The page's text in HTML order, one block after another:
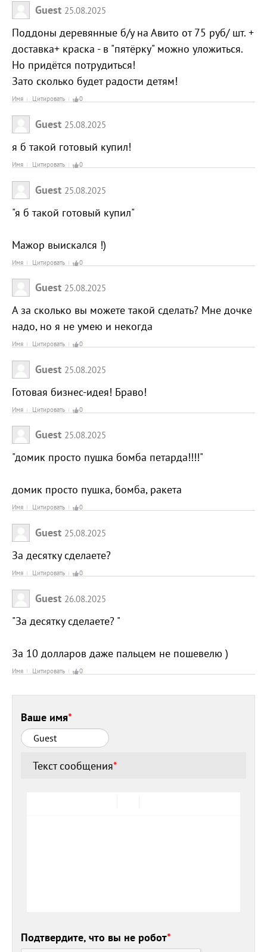
Guest 25.08.2025
Поддоны деревянные б/у на Авито от 75 руб/ шт. +
доставка+ краска - в "пятёрку" можно уложиться.
Но придётся потрудиться!
Зато сколько будет радости детям!
Имя Цитировать 0
Guest 25.08.2025
я б такой готовый купил!
Имя Цитировать 0
Guest 25.08.2025
"я б такой готовый купил"
Мажор выискался !)
Имя Цитировать 0
Guest 25.08.2025
А за сколько вы можете такой сделать? Мне дочке
надо, но я не умею и некогда
Имя Цитировать 0
Guest 25.08.2025
Готовая бизнес-идея! Браво!
Имя Цитировать 0
Guest 25.08.2025
"домик просто пушка бомба петарда!!!!"
домик просто пушка, бомба, ракета
Имя Цитировать 0
Guest 25.08.2025
За десятку сделаете?
Имя Цитировать 0
Guest 26.08.2025
"За десятку сделаете? "
За 10 долларов даже пальцем не пошевелю )
Имя Цитировать 0
Ваше имя*
Текст сообщения*
Подтвердите, что вы не робот*